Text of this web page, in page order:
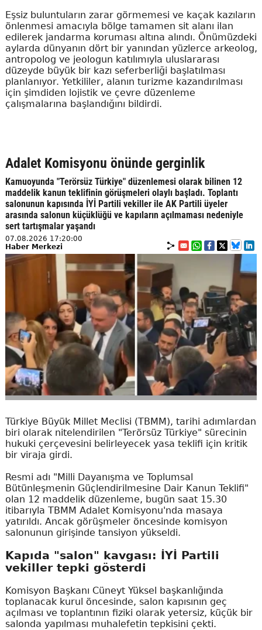
Eşsiz buluntuların zarar görmemesi ve kaçak kazıların
önlenmesi amacıyla bölge tamamen sit alanı ilan
edilerek jandarma koruması altına alındı. Önümüzdeki
aylarda dünyanın dört bir yanından yüzlerce arkeolog,
antropolog ve jeologun katılımıyla uluslararası
düzeyde büyük bir kazı seferberliği başlatılması
planlanıyor. Yetkililer, alanın turizme kazandırılması
için şimdiden lojistik ve çevre düzenleme
çalışmalarına başlandığını bildirdi.
Adalet Komisyonu önünde gerginlik
Kamuoyunda "Terörsüz Türkiye" düzenlemesi olarak bilinen 12
maddelik kanun teklifinin görüşmeleri olaylı başladı. Toplantı
salonunun kapısında İYİ Partili vekiller ile AK Partili üyeler
arasında salonun küçüklüğü ve kapıların açılmaması nedeniyle
sert tartışmalar yaşandı
07.08.2026 17:20:00
Haber Merkezi
Türkiye Büyük Millet Meclisi (TBMM), tarihi adımlardan
biri olarak nitelendirilen "Terörsüz Türkiye" sürecinin
hukuki çerçevesini belirleyecek yasa teklifi için kritik
bir viraja girdi.
Resmi adı "Milli Dayanışma ve Toplumsal
Bütünleşmenin Güçlendirilmesine Dair Kanun Teklifi"
olan 12 maddelik düzenleme, bugün saat 15.30
itibarıyla TBMM Adalet Komisyonu'nda masaya
yatırıldı. Ancak görüşmeler öncesinde komisyon
salonunun girişinde tansiyon yükseldi.
Kapıda "salon" kavgası: İYİ Partili
vekiller tepki gösterdi
Komisyon Başkanı Cüneyt Yüksel başkanlığında
toplanacak kurul öncesinde, salon kapısının geç
açılması ve toplantının fiziki olarak yetersiz, küçük bir
salonda yapılması muhalefetin tepkisini çekti.